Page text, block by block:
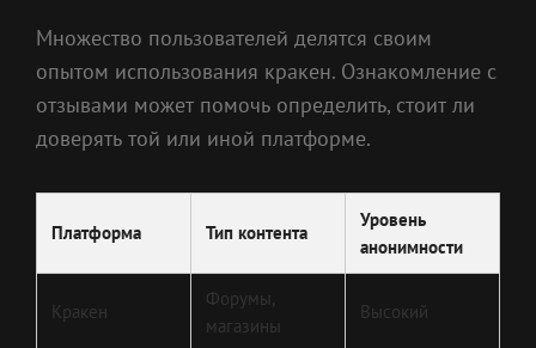
Множество пользователей делятся своим
опытом использования кракен. Ознакомление с
отзывами может помочь определить, стоит ли
доверять той или иной платформе.
Платформа Тип контента
Уровень
анонимности
Кракен
Форумы,
магазины
Высокий